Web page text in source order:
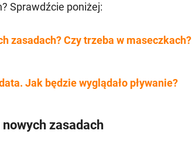
Sprawdźcie poniżej:
zasadach? Czy trzeba w maseczkach?
Jak będzie wyglądało pływanie?
zasadach